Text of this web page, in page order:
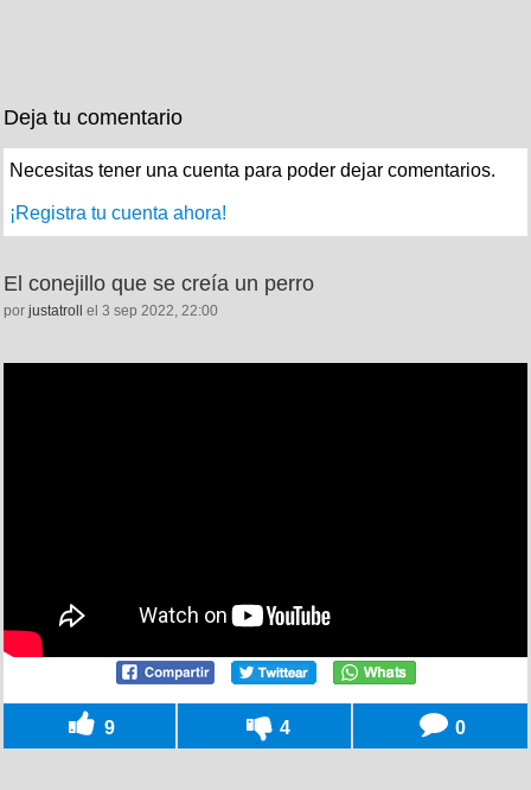
Deja tu comentario
Necesitas tener una cuenta para poder dejar comentarios.
¡Registra tu cuenta ahora!
El conejillo que se creía un perro
por justatroll el 3 sep 2022, 22:00
9 4 0